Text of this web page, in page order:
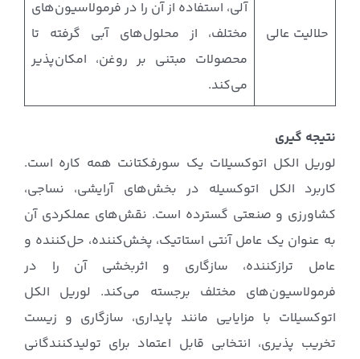
حلالیت عالی
آلی، استفاده از آن را در فرمولاسیون‌های
مختلف، از محلول‌های آبی گرفته تا
محصولات مبتنی بر روغن، امکان‌پذیر
می‌کند.
نتیجه گیری
لوریل الکل اتوکسیلات یک سورفکتانت همه کاره است.
کاربرد الکل اتوکسیله در بخش‌های آرایشی، نساجی،
کشاورزی و صنعتی گسترده است. نقش‌های عملکردی آن
به عنوان یک عامل آنتی استاتیک، پخش‌کننده، حل‌کننده و
عامل تراز‌کننده، سازگاری و اثربخشی آن را در
فرمولاسیون‌های مختلف برجسته می‌کند. لوریل الکل
اتوکسیلات با مزایایی مانند پایداری، سازگاری و زیست
تخریب پذیری، انتخابی قابل اعتماد برای تولیدکنندگانی